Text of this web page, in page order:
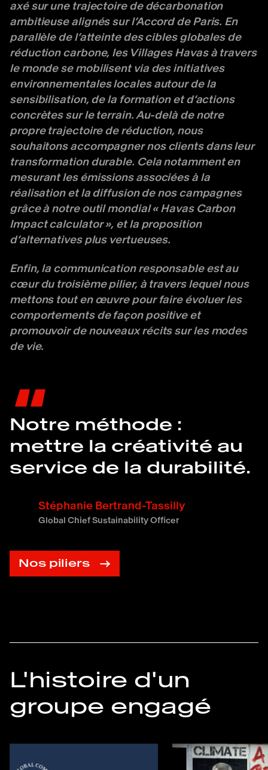
axé sur une trajectoire de décarbonation
ambitieuse alignés sur l’Accord de Paris. En
parallèle de l’atteinte des cibles globales de
réduction carbone, les Villages Havas à travers
le monde se mobilisent via des initiatives
environnementales locales autour de la
sensibilisation, de la formation et d’actions
concrètes sur le terrain. Au-delà de notre
propre trajectoire de réduction, nous
souhaitons accompagner nos clients dans leur
transformation durable. Cela notamment en
mesurant les émissions associées à la
réalisation et la diffusion de nos campagnes
grâce à notre outil mondial « Havas Carbon
Impact calculator », et la proposition
d’alternatives plus vertueuses.
Enfin, la communication responsable est au
cœur du troisième pilier, à travers lequel nous
mettons tout en œuvre pour faire évoluer les
comportements de façon positive et
promouvoir de nouveaux récits sur les modes
de vie.
"
Notre méthode :
mettre la créativité au
service de la durabilité.
Stéphanie Bertrand-Tassilly
Global Chief Sustainability Officer
Nos piliers
L'histoire d'un
groupe engagé